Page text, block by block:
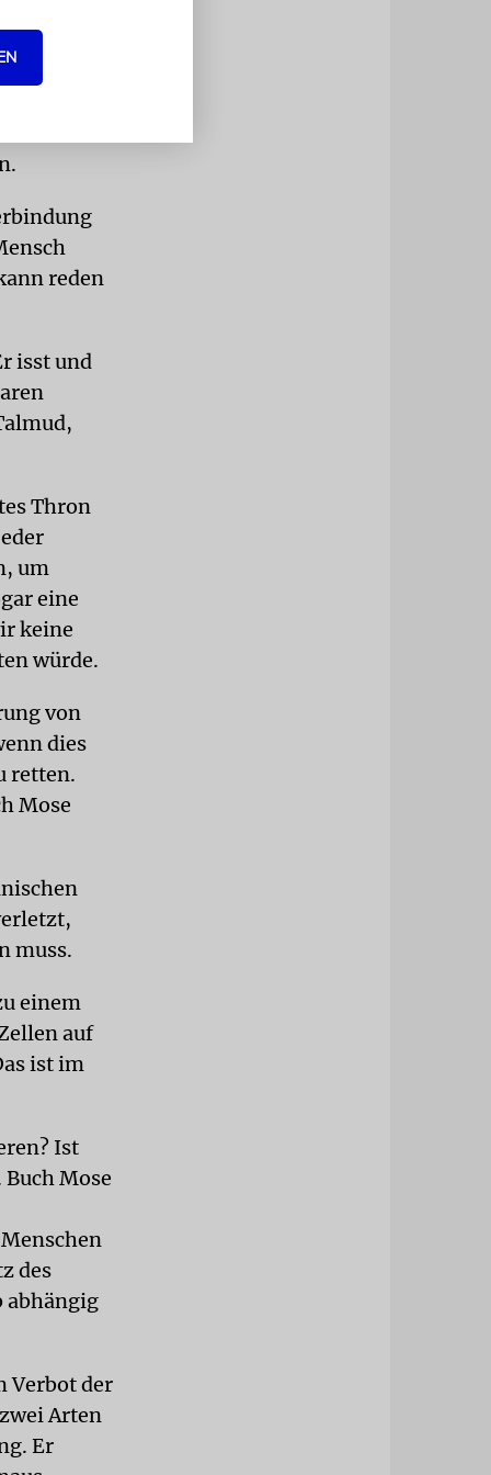
reden
isst und
Thron
um
eine
keine
würde.
von
dies
retten.
Mose
muss.
einem
auf
ist im
Ist
Mose
des
abhängig
Verbot der
Arten
Er